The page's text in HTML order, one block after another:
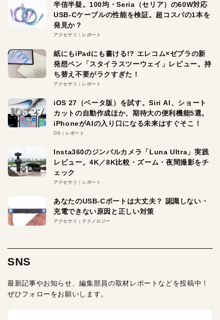
半信半疑。100均・Seria（セリア）の60W対応
USB-Cケーブルの性能を検証。超コスパの1本を
発見か？
アクセサリ レポート
紙にもiPadにも書ける!? エレコム×ゼブラの新
発想ペン「スタイラスツーウェイ」レビュー。持
ち替え不要がラクすぎた！
アクセサリ レポート
iOS 27（ベータ版）を試す。Siri AI、ショート
カットの自動作成ほか、期待大の便利機能5選。
iPhoneがAIの入り口になる未来はすぐそこ！
OS レポート
Insta360のジンバルカメラ「Luna Ultra」実践
レビュー。4K／8K比較・ズーム・夜間撮影をチ
ェック
アクセサリ レポート
あなたのUSB-Cポートは大丈夫？ 認識しない・
充電できない原因と正しい対策
アクセサリ テクノロジー
SNS
最新記事やお知らせ、編集部員の取材レポートなどを投稿中！
ぜひフォローをお願いします。